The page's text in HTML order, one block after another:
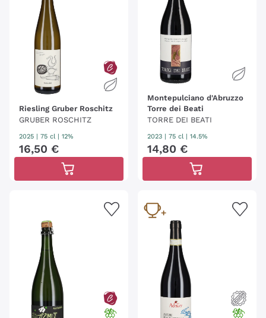
Riesling Gruber Roschitz
GRUBER ROSCHITZ
2025 75 cl | 12%
16,50 €
Montepulciano d'Abruzzo
Torre dei Beati
TORRE DEI BEATI
2023 75 cl | 14.5%
14,80 €